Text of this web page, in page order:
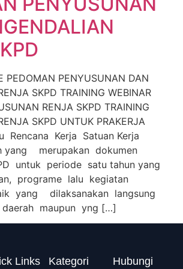
PEDOMAN PENYUSUNAN DAN
SKPD TRAINING WEBINAR
RENJA SKPD TRAINING
SKPD UNTUK PRAKERJA
Rencana Kerja Satuan Kerja
yang merupakan dokumen
untuk periode satu tahun yang
programe lalu kegiatan
yang dilaksanakan langsung
maupun yng […]
Links
Kategori
Hubungi